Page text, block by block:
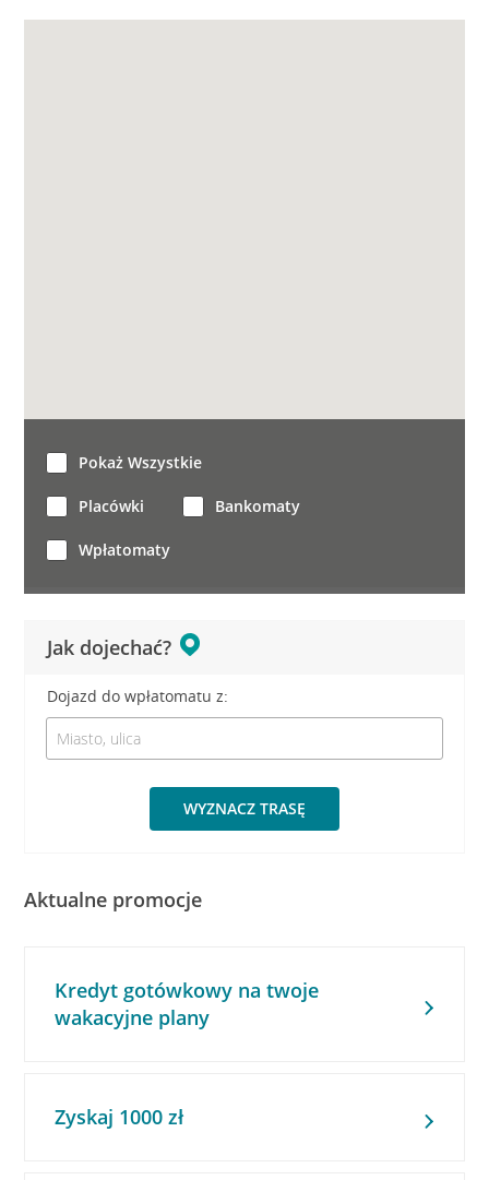
Jak dojechać?
Dojazd do wpłatomatu z:
WYZNACZ TRASĘ
Pokaż Wszystkie
Placówki Bankomaty
Wpłatomaty
Aktualne promocje
Kredyt gotówkowy na twoje
wakacyjne plany
Zyskaj 1000 zł